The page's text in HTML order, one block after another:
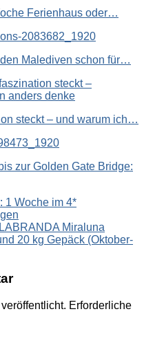
Ferienhaus oder…
Malediven schon für…
steckt – und warum ich…
zur Golden Gate Bridge:
1 Woche im 4*
Miraluna
20 kg Gepäck (Oktober-
Erforderliche